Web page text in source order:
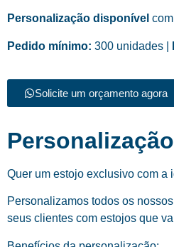
Personalização disponível
Pedido mínimo: 300 unidades |
Solicite um orçamento agora
Quer um estojo exclusivo com a
Personalizamos todos os
seus clientes com estojos que